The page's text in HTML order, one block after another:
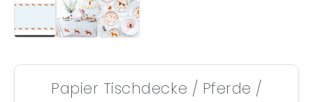
Papier Tischdecke / Pferde /